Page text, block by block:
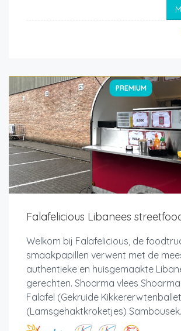
PREMIUM
Falafelicious Libanees
Welkom bij Falafelicious, de
smaakpapillen verwent met de
authentieke en huisgemaakte
gerechten. Shoarma vlees
Falafel (Gekruide
(Lamsgehaktkroketjes)